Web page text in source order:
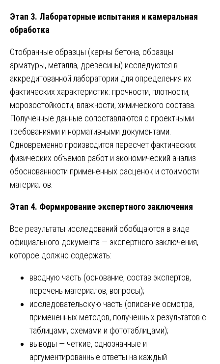
Этап 3. Лабораторные испытания и камеральная
обработка
Отобранные образцы (керны бетона, образцы
арматуры, металла, древесины) исследуются в
аккредитованной лаборатории для определения их
фактических характеристик: прочности, плотности,
морозостойкости, влажности, химического состава.
Полученные данные сопоставляются с проектными
требованиями и нормативными документами.
Одновременно производится пересчет фактических
физических объемов работ и экономический анализ
обоснованности примененных расценок и стоимости
материалов.
Этап 4. Формирование экспертного заключения
Все результаты исследований обобщаются в виде
официального документа — экспертного заключения,
которое должно содержать:
вводную часть (основание, состав экспертов,
перечень материалов, вопросы);
исследовательскую часть (описание осмотра,
примененных методов, полученных результатов с
таблицами, схемами и фототаблицами);
выводы — четкие, однозначные и
аргументированные ответы на каждый